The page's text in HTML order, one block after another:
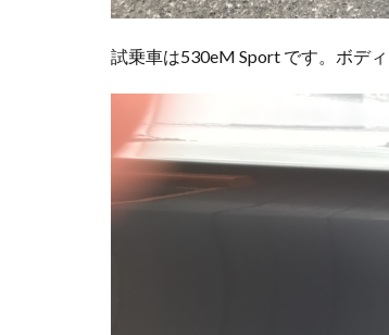
試乗車は530eM Sport です。ボデ